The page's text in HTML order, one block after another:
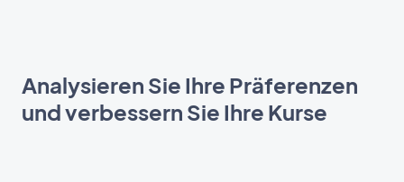
Analysieren Sie Ihre Präferenzen
und verbessern Sie Ihre Kurse